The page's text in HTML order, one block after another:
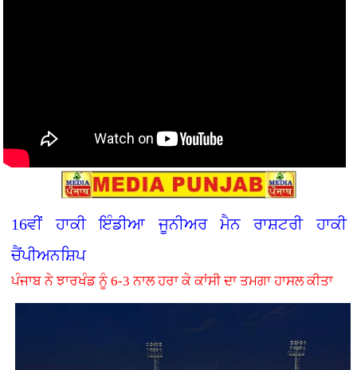
16ਵੀਂ ਹਾਕੀ ਇੰਡੀਆ ਜੂਨੀਅਰ ਮੈਨ ਰਾਸ਼ਟਰੀ ਹਾਕੀ
ਚੈਂਪੀਅਨਸ਼ਿਪ
ਪੰਜਾਬ ਨੇ ਝਾਰਖੰਡ ਨੂੰ 6-3 ਨਾਲ ਹਰਾ ਕੇ ਕਾਂਸੀ ਦਾ ਤਮਗਾ ਹਾਸਲ ਕੀਤਾ